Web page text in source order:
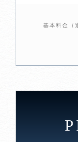
基本料金（